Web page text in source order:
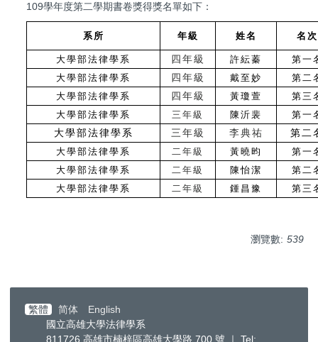
109學年度第二學期書卷獎得獎名單如下：
系所 年級 姓名 名次
大學部法律學系 四年級 許紜蓁
第一
大學部法律學系
四年級 戴至妙
第二
大學部法律學系
四年級 黃瓊萱
第三
大學部法律學系
三年級 陳沂裴
第一
大學部法律學系
三年級 李典祐
第二
大學部法律學系
二年級 黃曉昀
第一
大學部法律學系
二年級 陳怡潔
第二
大學部法律學系
二年級 鍾昌豫 第三
瀏覽數: 539
繁體 简体
English
國立高雄大學法律學系
811726 高雄市楠梓區高雄大學路 700 號 ｜ Tel: